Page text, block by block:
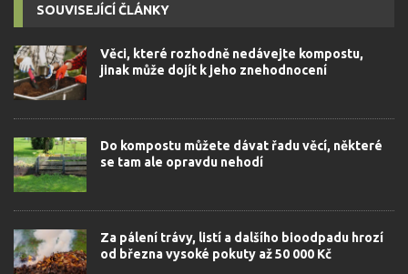
SOUVISEJÍCÍ ČLÁNKY
Věci, které rozhodně nedávejte kompostu,
jinak může dojít k jeho znehodnocení
Do kompostu můžete dávat řadu věcí, některé
se tam ale opravdu nehodí
Za pálení trávy, listí a dalšího bioodpadu hrozí
od března vysoké pokuty až 50 000 Kč